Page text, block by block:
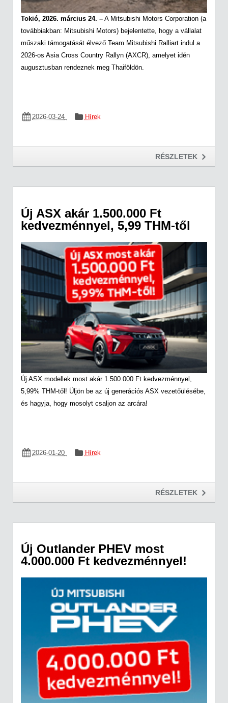
Tokió, 2026. március 24. – A Mitsubishi Motors Corporation (a
továbbiakban: Mitsubishi Motors) bejelentette, hogy a vállalat
műszaki támogatását élvező Team Mitsubishi Ralliart indul a
2026-os Asia Cross Country Rallyn (AXCR), amelyet idén
augusztusban rendeznek meg Thaiföldön.
2026-03-24 Hírek
RÉSZLETEK
Új ASX akár 1.500.000 Ft
kedvezménnyel, 5,99 THM-től
Új ASX modellek most akár 1.500.000 Ft kedvezménnyel,
5,99% THM-től! Üljön be az új generációs ASX vezetőülésébe,
és hagyja, hogy mosolyt csaljon az arcára!
2026-01-20 Hírek
RÉSZLETEK
Új Outlander PHEV most
4.000.000 Ft kedvezménnyel!